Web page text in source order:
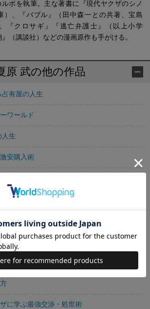
ポを執筆。主な著書に『現代ヤクザのシノ
）、『バブル』（田中森一との共著、宝島
『クロサギ』『逃亡弁護士』（以上小学
（講談社）などの漫画原作も手がける。
原 武の他の作品
有屋の人生
ワールド
人生
安購入術
窃盗団の手口
代ヤクザのシノギ方
に学ぶ最強交渉・処世術